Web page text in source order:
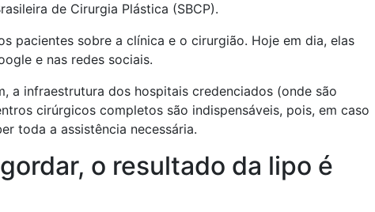
de Cirurgia Plástica (SBCP).
pacientes sobre a clínica e o cirurgião. Hoje em dia, elas
e nas redes sociais.
a infraestrutura dos hospitais credenciados (onde são
cirúrgicos completos são indispensáveis, pois, em caso
toda a assistência necessária.
o resultado da lipo é